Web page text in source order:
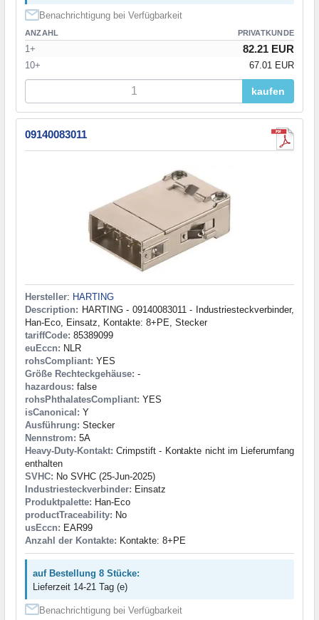
Benachrichtigung bei Verfügbarkeit
ANZAHL PRIVATKUNDE
1+ 82.21 EUR
10+ 67.01 EUR
kaufen
09140083011
Hersteller: HARTING
Description: HARTING - 09140083011 - Industriesteckverbinder,
Han-Eco, Einsatz, Kontakte: 8+PE, Stecker
tariffCode: 85389099
euEccn: NLR
rohsCompliant: YES
Größe Rechteckgehäuse: -
hazardous: false
rohsPhthalatesCompliant: YES
isCanonical: Y
Ausführung: Stecker
Nennstrom: 5A
Heavy-Duty-Kontakt: Crimpstift - Kontakte nicht im Lieferumfang
enthalten
SVHC: No SVHC (25-Jun-2025)
Industriesteckverbinder: Einsatz
Produktpalette: Han-Eco
productTraceability: No
usEccn: EAR99
Anzahl der Kontakte: Kontakte: 8+PE
auf Bestellung 8 Stücke:
Lieferzeit 14-21 Tag (e)
Benachrichtigung bei Verfügbarkeit